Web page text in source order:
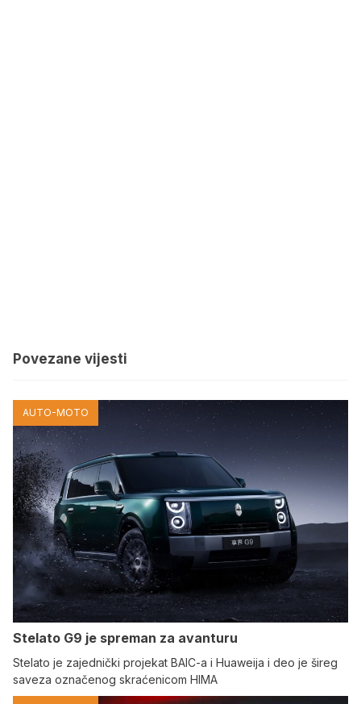
Povezane vijesti
AUTO-MOTO
Stelato G9 je spreman za avanturu
Stelato je zajednički projekat BAIC-a i Huaweija i deo je šireg
saveza označenog skraćenicom HIMA